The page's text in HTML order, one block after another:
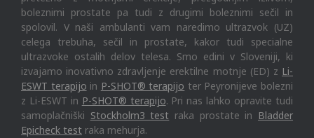
boleznimi prostate pa tudi z drugimi boleznimi sečil in
spolovil. V naši ambulanti vam naredimo ultrazvok (UZ)
celega trebuha, sečil in prostate, kakor tudi specialne
ultrazvoke ostalih delov telesa. Smo edini v Sloveniji, ki
izvajamo inovativno zdravljenje erektilne motnje (ED) z Li-
ESWT terapijo in P-SHOT® terapijo ter Peyronijeve bolezni
z Li-ESWT in P-SHOT® terapijo. Pri nas lahko opravite tudi
samoplačniški Stockholm3 test raka prostate in Bladder
Epicheck test raka mehurja.